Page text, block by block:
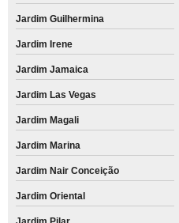
Jardim Guilhermina
Jardim Irene
Jardim Jamaica
Jardim Las Vegas
Jardim Magali
Jardim Marina
Jardim Nair Conceição
Jardim Oriental